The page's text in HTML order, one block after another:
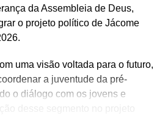
da Assembleia de Deus,
o projeto político de Jácome
uma visão voltada para o futuro,
a juventude da pré-
o diálogo com os jovens e